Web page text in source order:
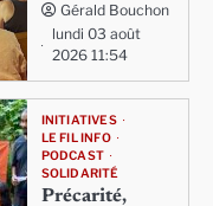
Gérald Bouchon
lundi 03 août
2026 11:54
INITIATIVES
LE FIL INFO
PODCAST
SOLIDARITÉ
Précarité,